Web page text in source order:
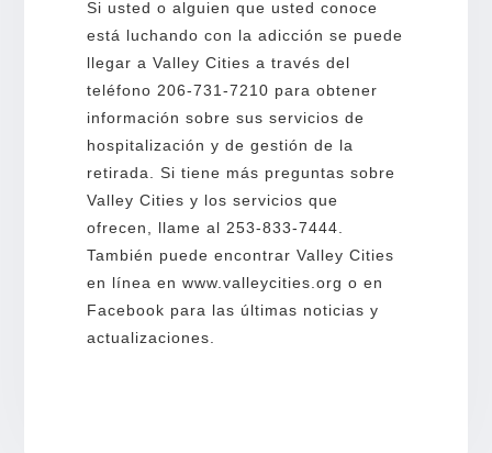
Si usted o alguien que usted conoce
está luchando con la adicción se puede
llegar a Valley Cities a través del
teléfono 206-731-7210 para obtener
información sobre sus servicios de
hospitalización y de gestión de la
retirada. Si tiene más preguntas sobre
Valley Cities y los servicios que
ofrecen, llame al 253-833-7444.
También puede encontrar Valley Cities
en línea en www.valleycities.org o en
Facebook para las últimas noticias y
actualizaciones.